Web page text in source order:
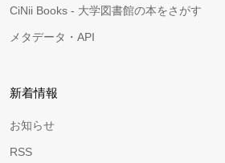
CiNii Books - 大学図書館の本をさがす
メタデータ・API
新着情報
お知らせ
RSS